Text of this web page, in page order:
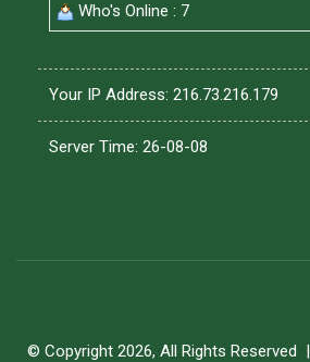
Who's Online : 7
Your IP Address: 216.73.216.179
Server Time: 26-08-08
© Copyright 2026, All Rights Reserved |